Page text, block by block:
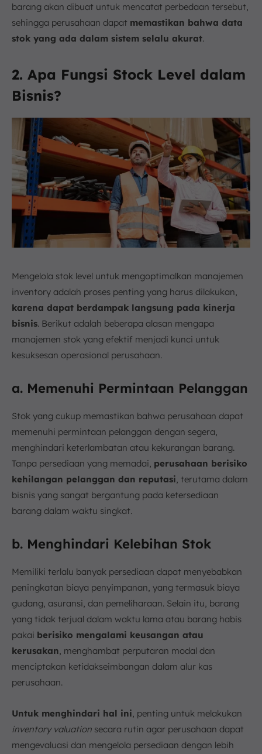
barang akan dibuat untuk mencatat perbedaan tersebut,
sehingga perusahaan dapat memastikan bahwa data
stok yang ada dalam sistem selalu akurat.
2. Apa Fungsi Stock Level dalam
Bisnis?
Mengelola stok level untuk mengoptimalkan manajemen
inventory adalah proses penting yang harus dilakukan,
karena dapat berdampak langsung pada kinerja
bisnis. Berikut adalah beberapa alasan mengapa
manajemen stok yang efektif menjadi kunci untuk
kesuksesan operasional perusahaan.
a. Memenuhi Permintaan Pelanggan
Stok yang cukup memastikan bahwa perusahaan dapat
memenuhi permintaan pelanggan dengan segera,
menghindari keterlambatan atau kekurangan barang.
Tanpa persediaan yang memadai, perusahaan berisiko
kehilangan pelanggan dan reputasi , terutama dalam
bisnis yang sangat bergantung pada ketersediaan
barang dalam waktu singkat.
b. Menghindari Kelebihan Stok
Memiliki terlalu banyak persediaan dapat menyebabkan
peningkatan biaya penyimpanan, yang termasuk biaya
gudang, asuransi, dan pemeliharaan. Selain itu, barang
yang tidak terjual dalam waktu lama atau barang habis
pakai berisiko mengalami keusangan atau
kerusakan , menghambat perputaran modal dan
menciptakan ketidakseimbangan dalam alur kas
perusahaan.
Untuk menghindari hal ini , penting untuk melakukan
inventory valuation secara rutin agar perusahaan dapat
mengevaluasi dan mengelola persediaan dengan lebih